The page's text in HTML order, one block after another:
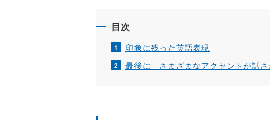
目次
印象に残った英語表現
最後に さまざまなアクセントが話さ